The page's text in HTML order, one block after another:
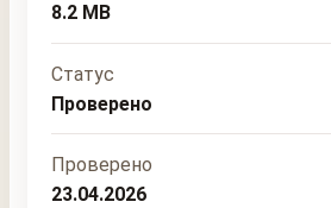
8.2 MB
Статус
Проверено
Проверено
23.04.2026